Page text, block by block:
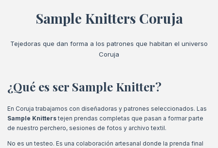
Sample Knitters Coruja
Tejedoras que dan forma a los patrones que habitan el universo
Coruja
¿Qué es ser Sample Knitter?
En Coruja trabajamos con diseñadoras y patrones seleccionados. Las
Sample Knitters tejen prendas completas que pasan a formar parte
de nuestro perchero, sesiones de fotos y archivo textil.
No es un testeo. Es una colaboración artesanal donde la prenda final